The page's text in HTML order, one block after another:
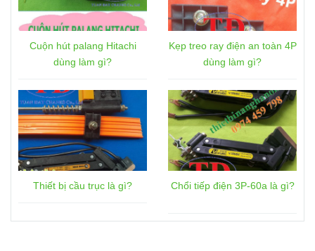
Cuộn hút palang Hitachi
dùng làm gì?
Kẹp treo ray điện an toàn 4P
dùng làm gì?
Thiết bị cầu trục là gì? Chổi tiếp điện 3P-60a là gì?